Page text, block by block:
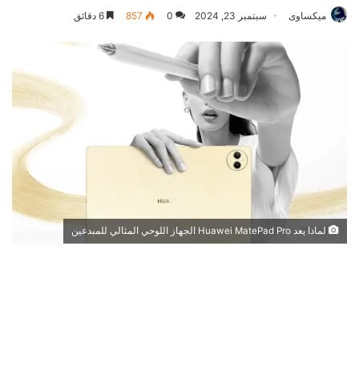
ميكساوى سبتمبر 23, 2024 0
857
لماذا يعد Huawei MatePad Pro الجهاز اللوحي المثالي للمبدعين